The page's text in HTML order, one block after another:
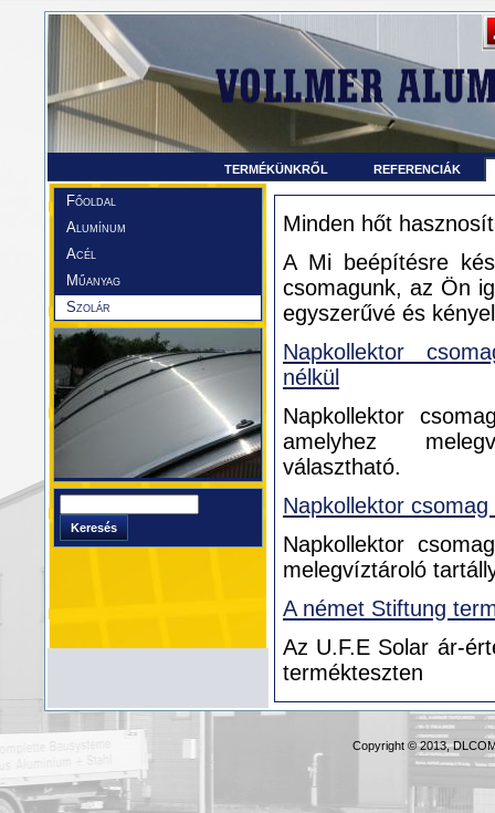
TERMÉKÜNKRŐL REFERENCIÁK
Főoldal
Alumínum
Acél
Műanyag
Szolár
Keresés
Minden hőt
A Mi beépítésre
csomagunk, az Ön
egyszerűvé és
Napkollektor
nélkül
Napkollektor
amelyhez
választható.
Napkollektor
Napkollektor
melegvíztároló
A német Stiftung
Az U.F.E Solar ár-
termékteszten
Copyright © 2013,